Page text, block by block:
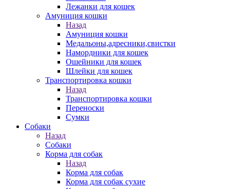
Лежанки для кошек
Амуниция кошки
Назад
Амуниция кошки
Медальоны,адресники,свистки
Намордники для кошек
Ошейники для кошек
Шлейки для кошек
Транспортировка кошки
Назад
Транспортировка кошки
Переноски
Сумки
Собаки
Назад
Собаки
Корма для собак
Назад
Корма для собак
Корма для собак сухие